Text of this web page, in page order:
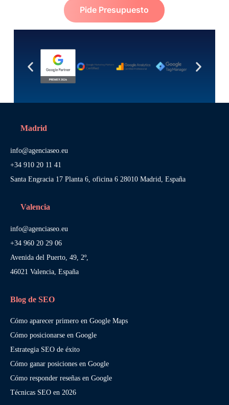
Pide Presupuesto
Madrid
info@agenciaseo.eu
+34 910 20 11 41
Santa Engracia 17 Planta 6, oficina 6 28010 Madrid, España
Valencia
info@agenciaseo.eu
+34 960 20 29 06
Avenida del Puerto, 49, 2º,
46021 Valencia, España
Blog de SEO
Cómo aparecer primero en Google Maps
Cómo posicionarse en Google
Estrategia SEO de éxito
Cómo ganar posiciones en Google
Cómo responder reseñas en Google
Técnicas SEO en 2026